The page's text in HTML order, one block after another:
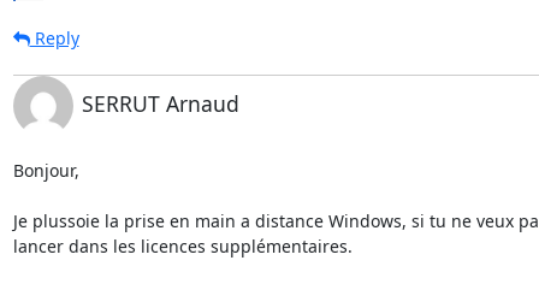
Reply
SERRUT Arnaud
Bonjour,
Je plussoie la prise en main a distance Windows, si tu ne veux
lancer dans les licences supplémentaires.